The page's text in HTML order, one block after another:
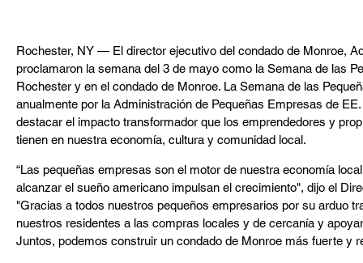
Rochester, NY — El director ejecutivo del condado de Monroe,
proclamaron la semana del 3 de mayo como la Semana de las
Rochester y en el condado de Monroe. La Semana de las
anualmente por la Administración de Pequeñas Empresas de
destacar el impacto transformador que los emprendedores y
tienen en nuestra economía, cultura y comunidad local.
“Las pequeñas empresas son el motor de nuestra economía
alcanzar el sueño americano impulsan el crecimiento", dijo el
"Gracias a todos nuestros pequeños empresarios por su arduo
nuestros residentes a las compras locales y de cercanía y
Juntos, podemos construir un condado de Monroe más fuerte y